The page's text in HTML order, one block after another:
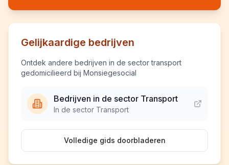
Gelijkaardige bedrijven
Ontdek andere bedrijven in de sector transport
gedomicilieerd bij Monsiegesocial
Bedrijven in de sector Transport
In de sector Transport
Volledige gids doorbladeren